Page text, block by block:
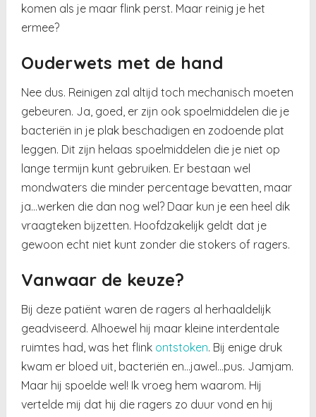
komen als je maar flink perst. Maar reinig je het
ermee?
Ouderwets met de hand
Nee dus. Reinigen zal altijd toch mechanisch moeten
gebeuren. Ja, goed, er zijn ook spoelmiddelen die je
bacteriën in je plak beschadigen en zodoende plat
leggen. Dit zijn helaas spoelmiddelen die je niet op
lange termijn kunt gebruiken. Er bestaan wel
mondwaters die minder percentage bevatten, maar
ja…werken die dan nog wel? Daar kun je een heel dik
vraagteken bijzetten. Hoofdzakelijk geldt dat je
gewoon echt niet kunt zonder die stokers of ragers.
Vanwaar de keuze?
Bij deze patiënt waren de ragers al herhaaldelijk
geadviseerd. Alhoewel hij maar kleine interdentale
ruimtes had, was het flink ontstoken. Bij enige druk
kwam er bloed uit, bacteriën en…jawel…pus. Jamjam.
Maar hij spoelde wel! Ik vroeg hem waarom. Hij
vertelde mij dat hij die ragers zo duur vond en hij